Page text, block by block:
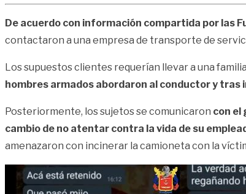
De acuerdo con información compartida por las
contactaron a una empresa de transporte de
Los supuestos clientes requerían llevar a una
hombres armados abordaron al conductor y tras
Posteriormente, los sujetos se comunicaron con el
cambio de no atentar contra la vida de su
amenazaron con incinerar la camioneta con la